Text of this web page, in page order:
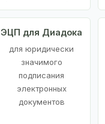
ЭЦП для Диадока
для юридически
значимого
подписания
электронных
документов